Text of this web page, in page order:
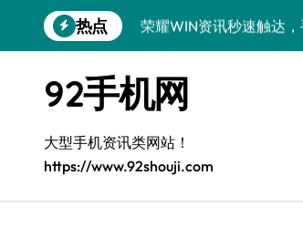
到
热点
荣耀WIN资讯秒速触达
REDMI K90深度体验：
vivo S50 Pro mini来袭
荣耀ROBOT PHONE在
华为nova 15 Ultra新功
92手机网
大型手机资讯类网站！
https://www.92shouji.com